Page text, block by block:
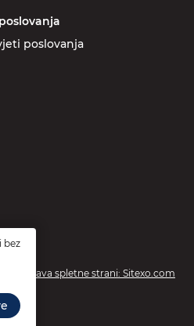
poslovanja
Izdelava spletne strani: Sitexo.com
bez